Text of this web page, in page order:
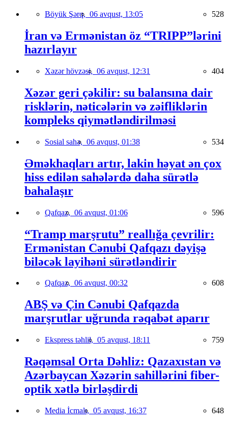
Böyük Şərq, 06 avqust, 13:05 528
İran və Ermənistan öz “TRIPP”lərini
hazırlayır
Xəzər hövzəsi, 06 avqust, 12:31 404
Xəzər geri çəkilir: su balansına dair
risklərin, nəticələrin və zəifliklərin
kompleks qiymətləndirilməsi
Sosial sahə, 06 avqust, 01:38 534
Əməkhaqları artır, lakin həyat ən çox
hiss edilən sahələrdə daha sürətlə
bahalaşır
Qafqaz, 06 avqust, 01:06 596
“Tramp marşrutu” reallığa çevrilir:
Ermənistan Cənubi Qafqazı dəyişə
biləcək layihəni sürətləndirir
Qafqaz, 06 avqust, 00:32 608
ABŞ və Çin Cənubi Qafqazda
marşrutlar uğrunda rəqabət aparır
Ekspress təhlil, 05 avqust, 18:11 759
Rəqəmsal Orta Dəhliz: Qazaxıstan və
Azərbaycan Xəzərin sahillərini fiber-
optik xətlə birləşdirdi
Media İcmalı, 05 avqust, 16:37 648